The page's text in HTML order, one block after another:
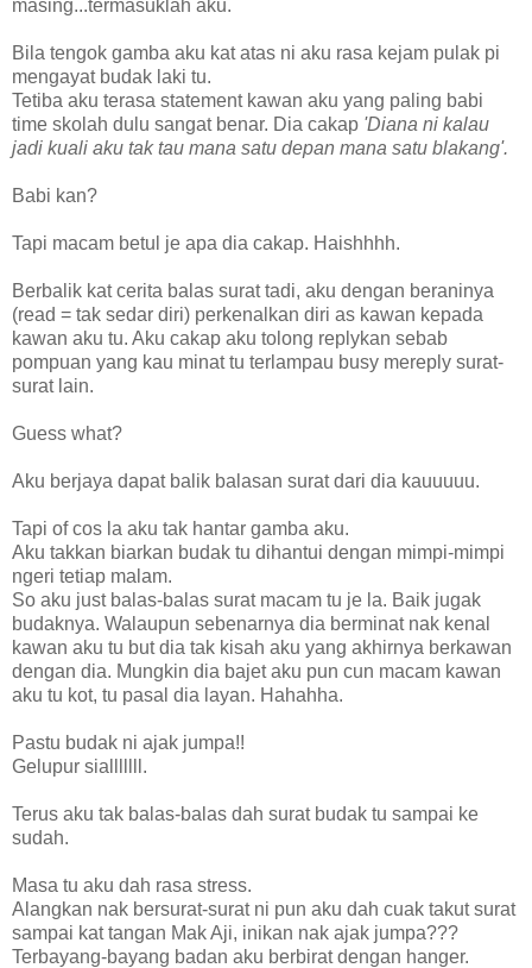
masing...termasuklah aku.
Bila tengok gamba aku kat atas ni aku rasa kejam pulak pi
mengayat budak laki tu.
Tetiba aku terasa statement kawan aku yang paling babi
time skolah dulu sangat benar. Dia cakap 'Diana ni kalau
jadi kuali aku tak tau mana satu depan mana satu blakang'.
Babi kan?
Tapi macam betul je apa dia cakap. Haishhhh.
Berbalik kat cerita balas surat tadi, aku dengan beraninya
(read = tak sedar diri) perkenalkan diri as kawan kepada
kawan aku tu. Aku cakap aku tolong replykan sebab
pompuan yang kau minat tu terlampau busy mereply surat-
surat lain.
Guess what?
Aku berjaya dapat balik balasan surat dari dia kauuuuu.
Tapi of cos la aku tak hantar gamba aku.
Aku takkan biarkan budak tu dihantui dengan mimpi-mimpi
ngeri tetiap malam.
So aku just balas-balas surat macam tu je la. Baik jugak
budaknya. Walaupun sebenarnya dia berminat nak kenal
kawan aku tu but dia tak kisah aku yang akhirnya berkawan
dengan dia. Mungkin dia bajet aku pun cun macam kawan
aku tu kot, tu pasal dia layan. Hahahha.
Pastu budak ni ajak jumpa!!
Gelupur sialllllll.
Terus aku tak balas-balas dah surat budak tu sampai ke
sudah.
Masa tu aku dah rasa stress.
Alangkan nak bersurat-surat ni pun aku dah cuak takut surat
sampai kat tangan Mak Aji, inikan nak ajak jumpa???
Terbayang-bayang badan aku berbirat dengan hanger.